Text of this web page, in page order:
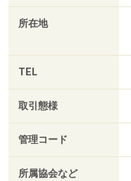
所在地
TEL
取引態様
管理コード
所属協会など